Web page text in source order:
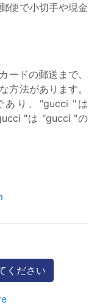
便で小切手や現金
ードの郵送まで、
方法があります。
あり、"gucci "は
"は "gucci "の
ください